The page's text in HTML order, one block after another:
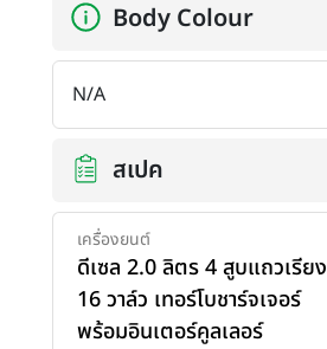
Body Colour
N/A
สเปค
เครื่องยนต์
ดีเซล 2.0 ลิตร 4 สูบแถวเรียง
16 วาล์ว เทอร์โบชาร์จเจอร์
พร้อมอินเตอร์คูลเลอร์